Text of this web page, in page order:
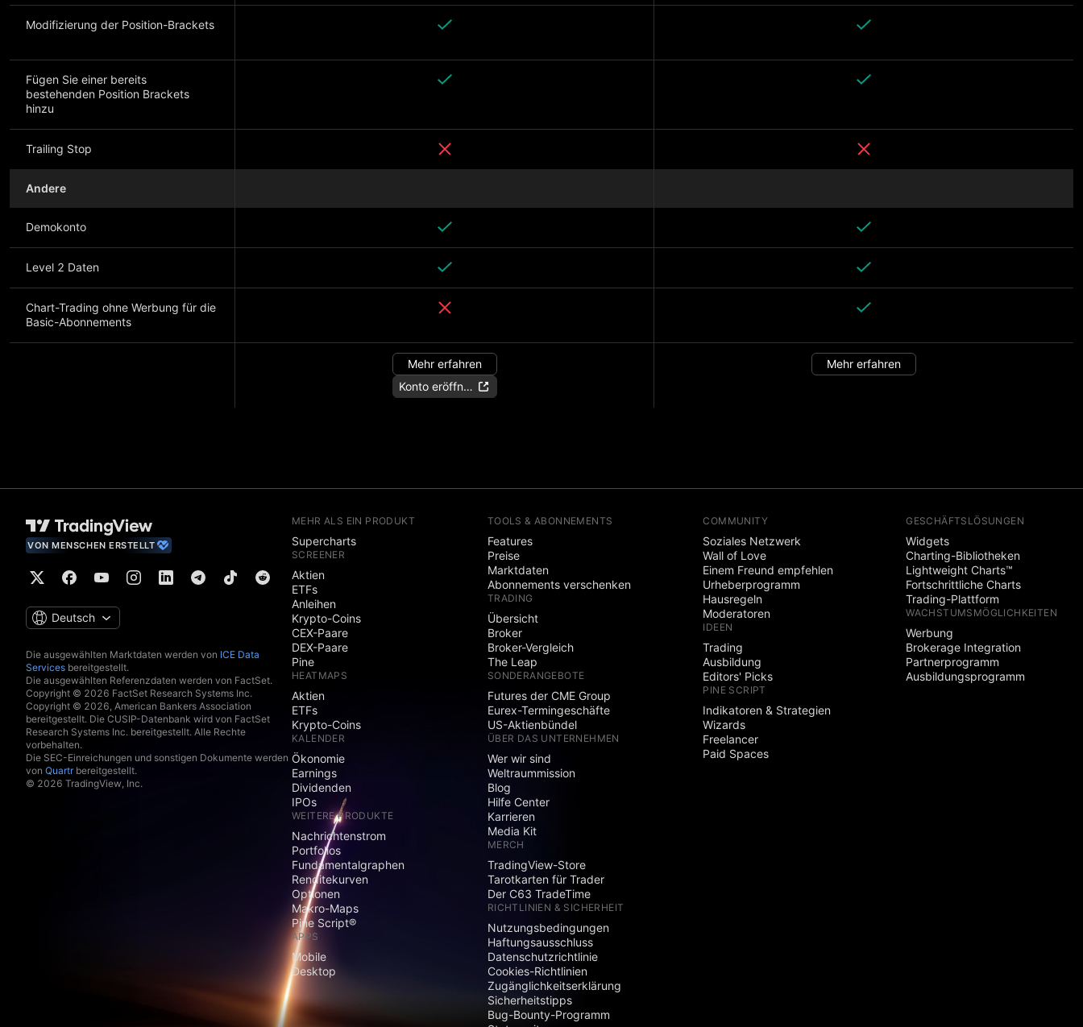
Modifizierung der Position-Brackets
Fügen Sie einer bereits
bestehenden Position Brackets
hinzu
Trailing Stop
Andere
Demokonto
Level 2 Daten
Chart-Trading ohne Werbung für die
Basic-Abonnements
Mehr erfahren
Konto eröffnen
Mehr erfahren
VON MENSCHEN ERSTELLT
Deutsch
Die ausgewählten Marktdaten werden von ICE Data
Services bereitgestellt.
Die ausgewählten Referenzdaten werden von FactSet.
Copyright © 2026 FactSet Research Systems Inc.
Copyright © 2026, American Bankers Association
bereitgestellt. Die CUSIP-Datenbank wird von FactSet
Research Systems Inc. bereitgestellt. Alle Rechte
vorbehalten.
Die SEC-Einreichungen und sonstigen Dokumente werden
von Quartrbereitgestellt.
© 2026 TradingView, Inc.
MEHR ALS EIN PRODUKT
Supercharts
SCREENER
Aktien
ETFs
Anleihen
Krypto-Coins
CEX-Paare
DEX-Paare
Pine
HEATMAPS
Aktien
ETFs
Krypto-Coins
KALENDER
Ökonomie
Earnings
Dividenden
IPOs
WEITERE PRODUKTE
Nachrichtenstrom
Portfolios
Fundamentalgraphen
Renditekurven
Optionen
Makro-Maps
Pine Script®
APPS
Mobile
Desktop
TOOLS & ABONNEMENTS
Features
Preise
Marktdaten
Abonnements verschenken
TRADING
Übersicht
Broker
Broker-Vergleich
The Leap
SONDERANGEBOTE
Futures der CME Group
Eurex-Termingeschäfte
US-Aktienbündel
ÜBER DAS UNTERNEHMEN
Wer wir sind
Weltraummission
Blog
Hilfe Center
Karrieren
Media Kit
MERCH
TradingView-Store
Tarotkarten für Trader
Der C63 TradeTime
RICHTLINIEN & SICHERHEIT
Nutzungsbedingungen
Haftungsausschluss
Datenschutzrichtlinie
Cookies-Richtlinien
Zugänglichkeitserklärung
Sicherheitstipps
Bug-Bounty-Programm
COMMUNITY
Soziales Netzwerk
Wall of Love
Einem Freund empfehlen
Urheberprogramm
Hausregeln
Moderatoren
IDEEN
Trading
Ausbildung
Editors' Picks
PINE SCRIPT
Indikatoren & Strategien
Wizards
Freelancer
Paid Spaces
GESCHÄFTSLÖSUNGEN
Widgets
Charting-Bibliotheken
Lightweight Charts™
Fortschrittliche Charts
Trading-Plattform
WACHSTUMSMÖGLICHKEITEN
Werbung
Brokerage Integration
Partnerprogramm
Ausbildungsprogramm